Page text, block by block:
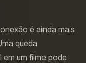
é ainda mais
queda
um filme pode